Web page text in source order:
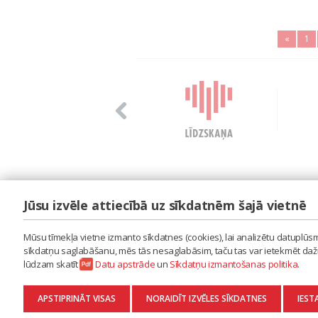
« 1
LAIPA
ES RADU MŪZIKU
AKTUALITĀTES
KONTAKTI
SĪKDATŅU IZMANTOŠANAS POLITIKA
DATU APSTRĀDE
Jūsu izvēle attiecībā uz sīkdatnēm šajā vietnē
Mūsu tīmekļa vietne izmanto sīkdatnes (cookies), lai analizētu
sīkdatņu saglabāšanu, mēs tās nesaglabāsim, taču tas var ietekmēt
lūdzam skatīt
Datu apstrādeun Sīkdatņu izmantošanas politika.
APSTIPRINĀT VISAS NORAIDĪT IZVĒLES SĪKDATNES